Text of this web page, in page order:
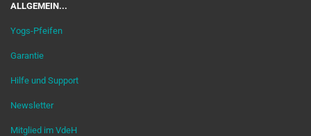
ALLGEMEIN...
Yogs-Pfeifen
Garantie
Hilfe und Support
Newsletter
Mitglied im VdeH